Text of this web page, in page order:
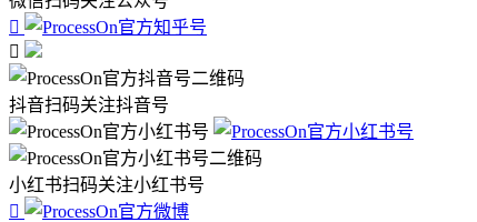


抖音扫码关注抖音号
小红书扫码关注小红书号
